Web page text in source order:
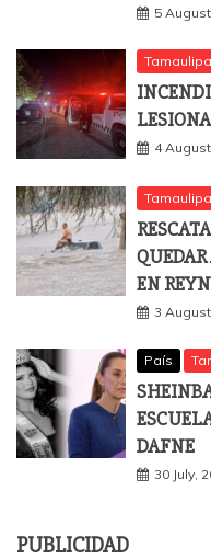
5
4
EN
3
País
DAFNE
30 July,
PUBLICIDAD